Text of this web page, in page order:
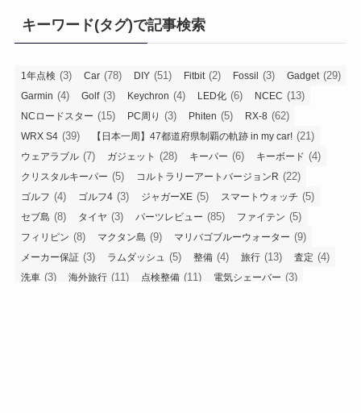
キーワード(タグ)で記事検索
1年点検 (3) Car (78) DIY (51) Fitbit (2) Fossil (3) Gadget (29)
Garmin (4) Golf(3) Keychron (4) LED化 (6) NCEC (13)
NCロードスター (15) PC周り (3) Phiten (5) RX-8 (62)
WRX S4 (39) 【日本一周】47都道府県制覇の軌跡 in my car! (21)
ウェアラブル (7) ガジェット (28) キーパー (6) キーボード (4)
クリスタルキーパー (5) コルトラリーアートバージョンR (22)
ゴルフ (4) ゴルフ4 (3) ジャガーXE (5) スマートウォッチ (5)
セブ島 (8) タイヤ (3) パーツレビュー (85) ファイテン (5)
フィリピン (8) マクタン島 (9) マリバゴブルーウォーター (9)
メーカー保証 (3) ラムダッシュ (5) 整備 (4) 旅行 (13) 査定 (4)
洗車 (3) 海外旅行 (11) 点検整備 (11) 電気シェーバー (3)